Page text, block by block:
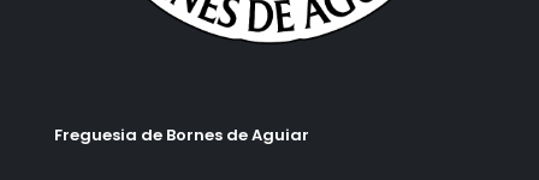
Freguesia de Bornes de Aguiar